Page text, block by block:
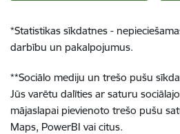
*Statistikas sīkdatnes -
darbību un pakalpojumus.
**Sociālo mediju un trešo pušu
Jūs varētu dalīties ar saturu
mājaslapai pievienoto trešo pušu
Maps, PowerBI vai citus.